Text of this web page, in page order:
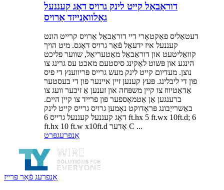
דוראַבאַל קייט לינק גרויס דאָג קעננעל
גאַלוואַנייזד אַרויס
דעטאַליס פאַקטאָרי דיי דוראַבאַל אַרויס קרייט הונט
קעננעל איז ידעאַל פֿאַר גרויס דאָגס. מיט הויך
קוואַליטעט און דוראַבאַל מאַטעריאַל, שווער פליכט
הינגע און פּשוט לאַקינג סיסטעם מאכט עס גרינג צו
נוצן. מעדיום קייט לינק מעש גרייס פּריווענץ די פיס
פון די ליבלינג. פּעץ קענען זיין איינער פון די בעסטער
אַדאַטיווז צו קיין משפּחה און זענען אַ זיכער וועג צו
ברענגען אַן אַטמאָספער פון פרייד צו קיין היים.
באַשרייַבונג פּראָדוקט נאָמען גרויס גרייס קייט לינק
דאָג קעננעל קעננעל גרייס 6 ft.hx 5 ft.wx 10ft.d; 6
ft.hx 10 ft.w x10ft.d אָדער C ...
אָנפרעגפּרט
אָנפרעג פֿאַר פּרייז